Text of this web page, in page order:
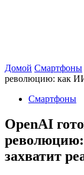
Домой Смартфоны
революцию: как
Смартфоны
OpenAI
захватит